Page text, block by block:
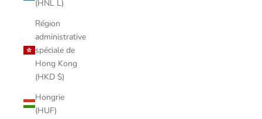
(HNL L)
Région
administrative
spéciale de
Hong Kong
(HKD $)
Hongrie
(HUF)